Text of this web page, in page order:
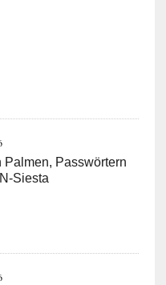
Palmen, Passwörtern
Siesta